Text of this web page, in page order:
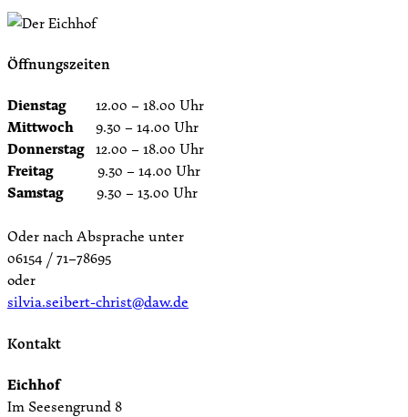
Öffnungszeiten
Dienstag 12.00 – 18.00 Uhr
Mittwoch 9.30 – 14.00 Uhr
Donnerstag 12.00 – 18.00 Uhr
Freitag 9.30 – 14.00 Uhr
Samstag 9.30 – 13.00 Uhr
Oder nach Absprache unter
06154 / 71–78695
oder
silvia.seibert-christ@daw.de
Kontakt
Eichhof
Im Seesengrund 8